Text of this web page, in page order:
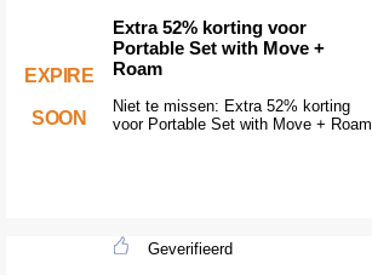
EXPIRE
SOON
Extra 52% korting voor
Portable Set with Move +
Roam
Niet te missen: Extra 52% korting
voor Portable Set with Move + Roam
Geverifieerd